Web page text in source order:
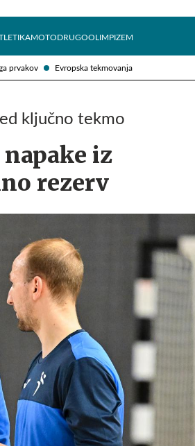
prvakov Evropska tekmovanja
MOTODRUGOOLIMPIZEM
ključno tekmo
iz
rezerv